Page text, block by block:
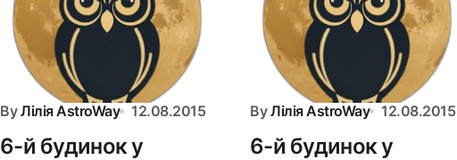
By Лілія AstroWay 12.08.2015
6-й будинок у
By Лілія AstroWay 12.08.2015
6-й будинок у